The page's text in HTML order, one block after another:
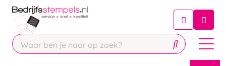
Chatbot
Chat 24/7 met onze chatbot voor
Contact